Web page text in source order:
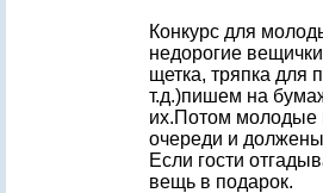
Конкурс для
недорогие
щетка, тряпка для
т.д.)пишем на
их.Потом молодые
очереди и
Если гости
вещь в подарок.